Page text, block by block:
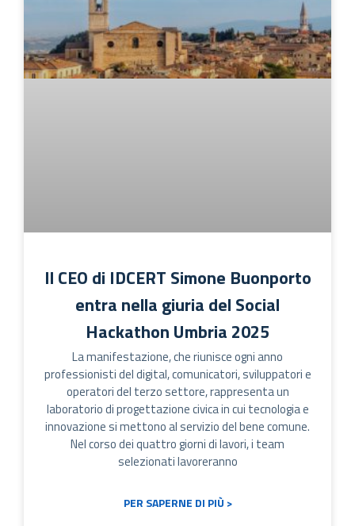
Il CEO di IDCERT Simone Buonporto
entra nella giuria del Social
Hackathon Umbria 2025
La manifestazione, che riunisce ogni anno
professionisti del digital, comunicatori, sviluppatori e
operatori del terzo settore, rappresenta un
laboratorio di progettazione civica in cui tecnologia e
innovazione si mettono al servizio del bene comune.
Nel corso dei quattro giorni di lavori, i team
selezionati lavoreranno
PER SAPERNE DI PIÙ >